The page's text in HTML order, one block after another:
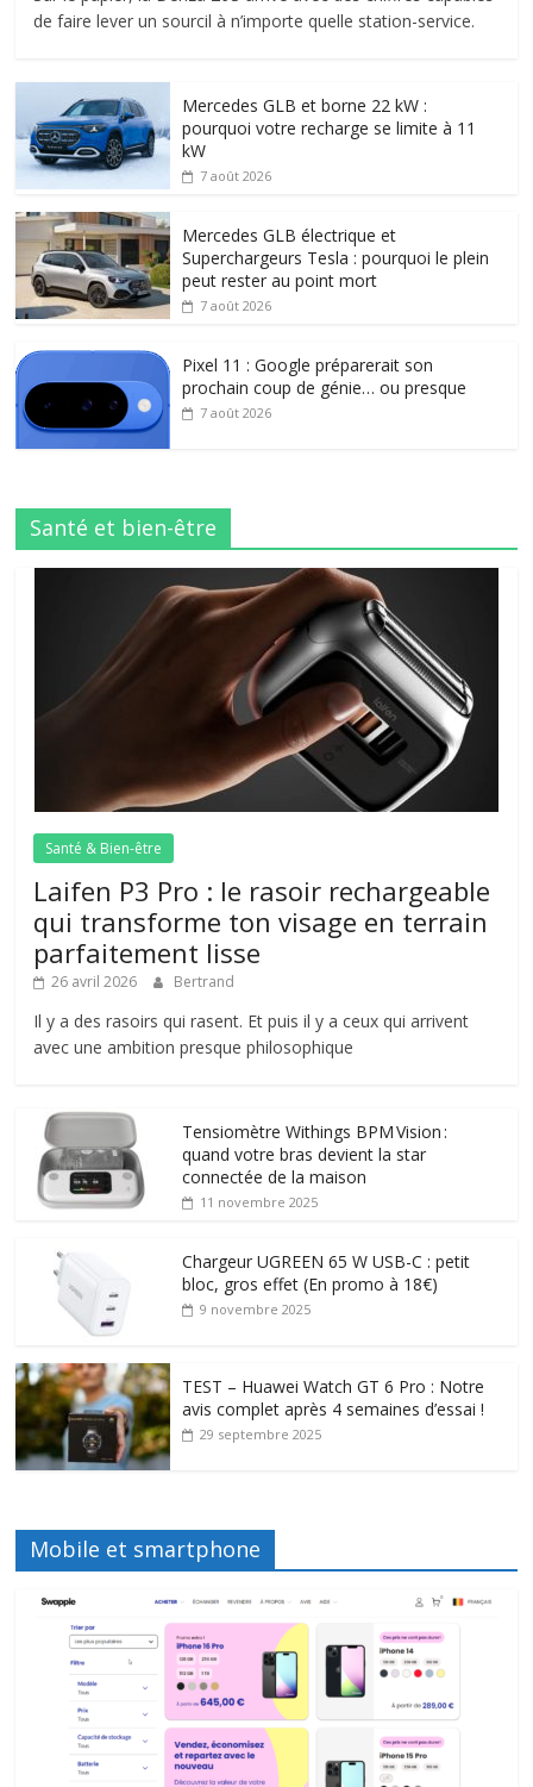
de faire lever un sourcil à n’importe quelle station-service.
Mercedes GLB et borne 22 kW :
pourquoi votre recharge se limite à 11
kW
7 août 2026
Mercedes GLB électrique et
Superchargeurs Tesla : pourquoi le plein
peut rester au point mort
7 août 2026
Pixel 11 : Google préparerait son
prochain coup de génie… ou presque
7 août 2026
Santé et bien-être
Santé & Bien-être
Laifen P3 Pro : le rasoir rechargeable
qui transforme ton visage en terrain
parfaitement lisse
26 avril 2026 Bertrand
Il y a des rasoirs qui rasent. Et puis il y a ceux qui arrivent
avec une ambition presque philosophique
Tensiomètre Withings BPM Vision :
quand votre bras devient la star
connectée de la maison
11 novembre 2025
Chargeur UGREEN 65 W USB-C : petit
bloc, gros effet (En promo à 18€)
9 novembre 2025
TEST – Huawei Watch GT 6 Pro : Notre
avis complet après 4 semaines d’essai !
29 septembre 2025
Mobile et smartphone